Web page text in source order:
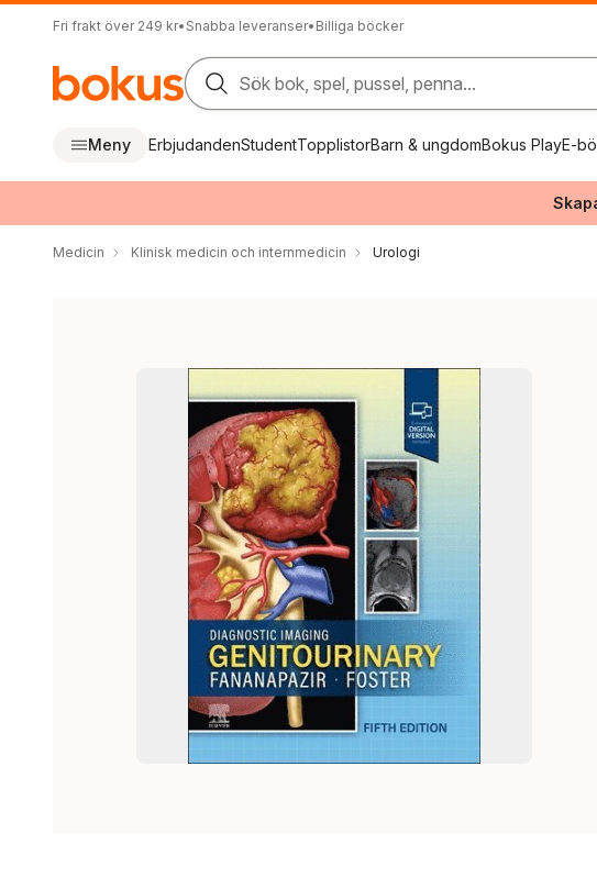
Fri frakt över 249 kr• Snabba leveranser• Billiga böcker
Sök bok, spel, pussel, penna...
Meny ErbjudandenStudentTopplistorBarn & ungdomBokus PlayE-
Medicin Klinisk medicin och internmedicin Urologi